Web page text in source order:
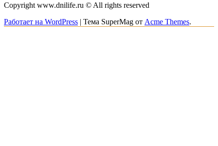
Copyright www.dnilife.ru © All rights reserved
Работает на WordPress | Тема SuperMag от Acme Themes.